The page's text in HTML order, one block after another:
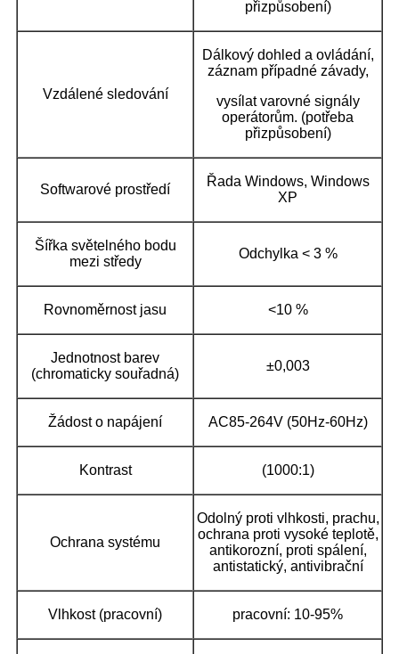
přizpůsobení)
Vzdálené sledování
Dálkový dohled a ovládání,
záznam případné závady,
vysílat varovné signály
operátorům. (potřeba
přizpůsobení)
Softwarové prostředí
Řada Windows, Windows
XP
Šířka světelného bodu
mezi středy
Odchylka < 3 %
Rovnoměrnost jasu <10 %
Jednotnost barev
(chromaticky souřadná)
±0,003
Žádost o napájení AC85-264V (50Hz-60Hz)
Kontrast (1000:1)
Ochrana systému
Odolný proti vlhkosti, prachu,
ochrana proti vysoké teplotě,
antikorozní, proti spálení,
antistatický, antivibrační
Vlhkost (pracovní) pracovní: 10-95%